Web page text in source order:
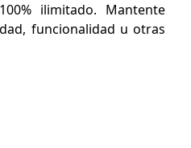
ilimitado. Mantente
funcionalidad u otras